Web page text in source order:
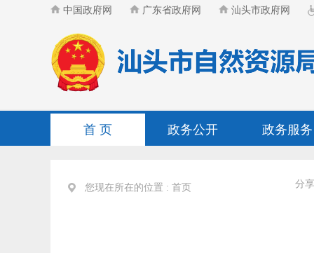
中国政府网 广东省政府网 汕头市政府网
首 页 政务公开 政务服务
您现在所在的位置 : 首页 分